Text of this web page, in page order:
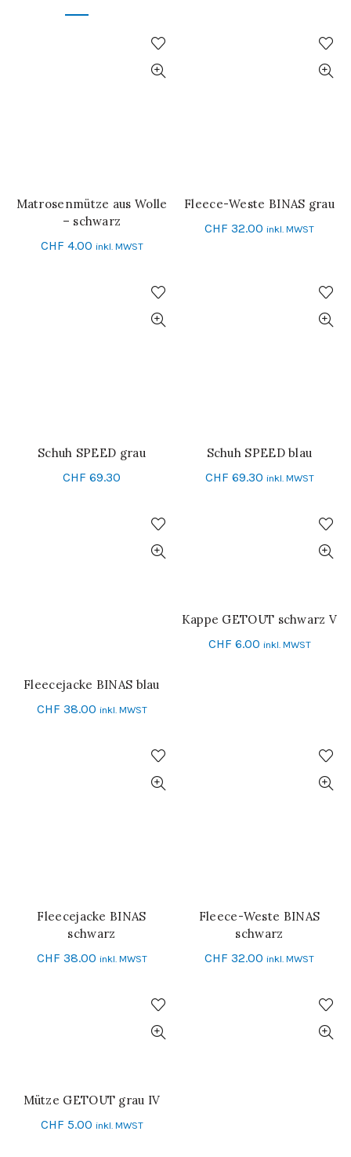
IN DEN WARENKORB
Matrosenmütze aus Wolle
– schwarz
CHF 4.00 inkl. MWST
SCHNELL-EINKAUF
Fleece-Weste BINAS grau
CHF 32.00 inkl. MWST
SCHNELL-EINKAUF
Schuh SPEED grau
CHF 69.30
SCHNELL-EINKAUF
Schuh SPEED blau
CHF 69.30 inkl. MWST
SCHNELL-EINKAUF
Fleecejacke BINAS blau
CHF 38.00 inkl. MWST
IN DEN WARENKORB
Kappe GETOUT schwarz V
CHF 6.00 inkl. MWST
SCHNELL-EINKAUF
Fleecejacke BINAS
schwarz
CHF 38.00 inkl. MWST
SCHNELL-EINKAUF
Fleece-Weste BINAS
schwarz
CHF 32.00 inkl. MWST
IN DEN WARENKORB
Mütze GETOUT grau IV
CHF 5.00 inkl. MWST